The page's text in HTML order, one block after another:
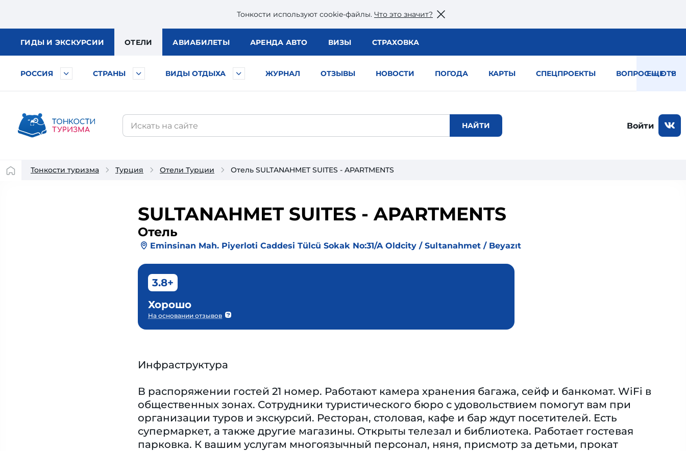
Тонкости используют сookie-файлы. Что это значит?
ГИДЫ И ЭКСКУРСИИ ОТЕЛИ АВИАБИЛЕТЫ АРЕНДА АВТО ВИЗЫ СТРАХОВКА
РОССИЯ СТРАНЫ ВИДЫ ОТДЫХА ЖУРНАЛ ОТЗЫВЫ НОВОСТИ ПОГОДА КАРТЫ СПЕЦПРОЕКТЫ ВОПРОС — ОТВЕТ
ЕЩЕ
Войти
Тонкости туризма Турция Отели Турции Отель SULTANAHMET SUITES - APARTMENTS
SULTANAHMET SUITES - APARTMENTS
Отель
Eminsinan Mah. Piyerloti Caddesi Tülcü Sokak No:31/A Oldcity / Sultanahmet / Beyazıt
3.8+
Хорошо
На основании отзывов
Инфраструктура
В распоряжении гостей 21 номер. Работают камера хранения багажа, сейф и банкомат. WiFi в
общественных зонах. Сотрудники туристического бюро с удовольствием помогут вам при
организации туров и экскурсий. Ресторан, столовая, кафе и бар ждут посетителей. Есть
супермаркет, а также другие магазины. Открыты телезал и библиотека. Работает гостевая
парковка. К вашим услугам многоязычный персонал, няня, присмотр за детьми, прокат